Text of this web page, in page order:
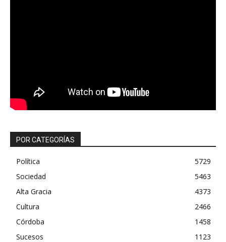
POR CATEGORÍAS
Política
5729
Sociedad
5463
Alta Gracia
4373
Cultura
2466
Córdoba
1458
Sucesos
1123